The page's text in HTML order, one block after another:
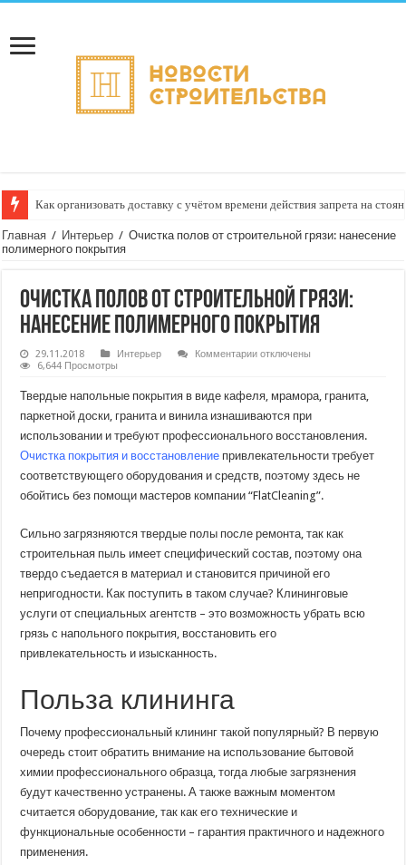
Как организовать доставку с учётом времени действия запрета на
Главная / Интерьер / Очистка полов от строительной грязи: нанесение
полимерного покрытия
Очистка полов от строительной грязи:
нанесение полимерного покрытия
29.11.2018 Интерьер Комментариик
от
строительной
грязи:
нанесение
покрытия
отключены
6,644 Просмотры
Твердые напольные покрытия в виде кафеля, мрамора, гранита,
паркетной доски, гранита и винила изнашиваются при
использовании и требуют профессионального восстановления.
Очистка покрытия и восстановление привлекательности требует
соответствующего оборудования и средств, поэтому здесь не
обойтись без помощи мастеров компании “FlatCleaning”.
Сильно загрязняются твердые полы после ремонта, так как
строительная пыль имеет специфический состав, поэтому она
твердо съедается в материал и становится причиной его
непригодности. Как поступить в таком случае? Клининговые
услуги от специальных агентств – это возможность убрать всю
грязь с напольного покрытия, восстановить его
привлекательность и изысканность.
Польза клининга
Почему профессиональный клининг такой популярный? В первую
очередь стоит обратить внимание на использование бытовой
химии профессионального образца, тогда любые загрязнения
будут качественно устранены. А также важным моментом
считается оборудование, так как его технические и
функциональные особенности – гарантия практичного и надежного
применения.